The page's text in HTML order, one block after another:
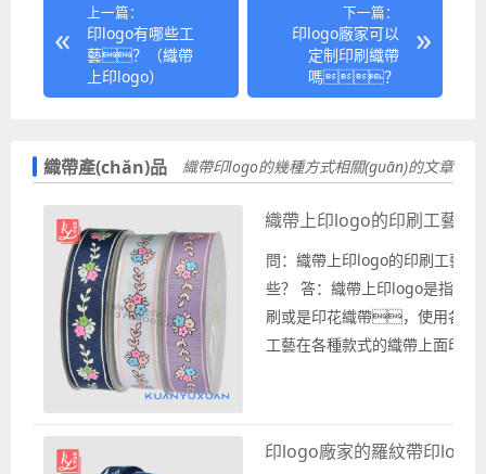
上一篇：
印logo有哪些工
藝？（織帶
上印logo）
下一篇：
印logo廠家可以
定制印刷織帶
嗎？
織帶產(chǎn)品 織帶印logo的幾種方式相關(guān)的文章
織帶上印logo的印刷工藝有
問：織帶上印logo的印刷工藝有
些？ 答：織帶上印logo是指織
刷或是印花織帶，使用各種
工藝在各種款式的織帶上面印制
種。 在織帶廠家生產
印logo廠家的羅紋帶印logo